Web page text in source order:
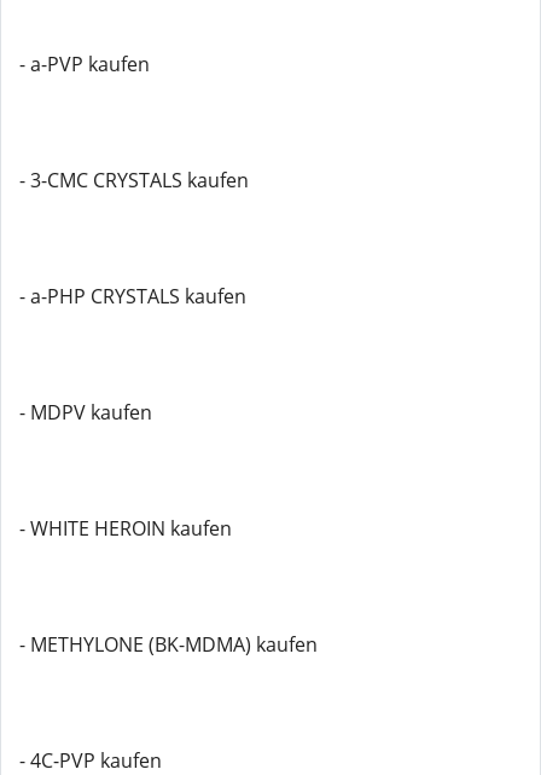
- a-PVP kaufen
- 3-CMC CRYSTALS kaufen
- a-PHP CRYSTALS kaufen
- MDPV kaufen
- WHITE HEROIN kaufen
- METHYLONE (BK-MDMA) kaufen
- 4C-PVP kaufen